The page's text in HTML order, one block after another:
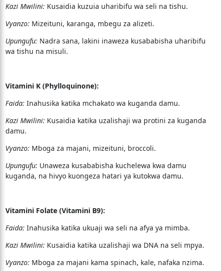
Kazi Mwilini: Kusaidia kuzuia uharibifu wa seli na tishu.
Vyanzo: Mizeituni, karanga, mbegu za alizeti.
Upungufu: Nadra sana, lakini inaweza kusababisha uharibifu
wa tishu na misuli.
Vitamini K (Phylloquinone):
Faida: Inahusika katika mchakato wa kuganda damu.
Kazi Mwilini: Kusaidia katika uzalishaji wa protini za kuganda
damu.
Vyanzo: Mboga za majani, mizeituni, broccoli.
Upungufu: Unaweza kusababisha kuchelewa kwa damu
kuganda, na hivyo kuongeza hatari ya kutokwa damu.
Vitamini Folate (Vitamini B9):
Faida: Inahusika katika ukuaji wa seli na afya ya mimba.
Kazi Mwilini: Kusaidia katika uzalishaji wa DNA na seli mpya.
Vyanzo: Mboga za majani kama spinach, kale, nafaka nzima.